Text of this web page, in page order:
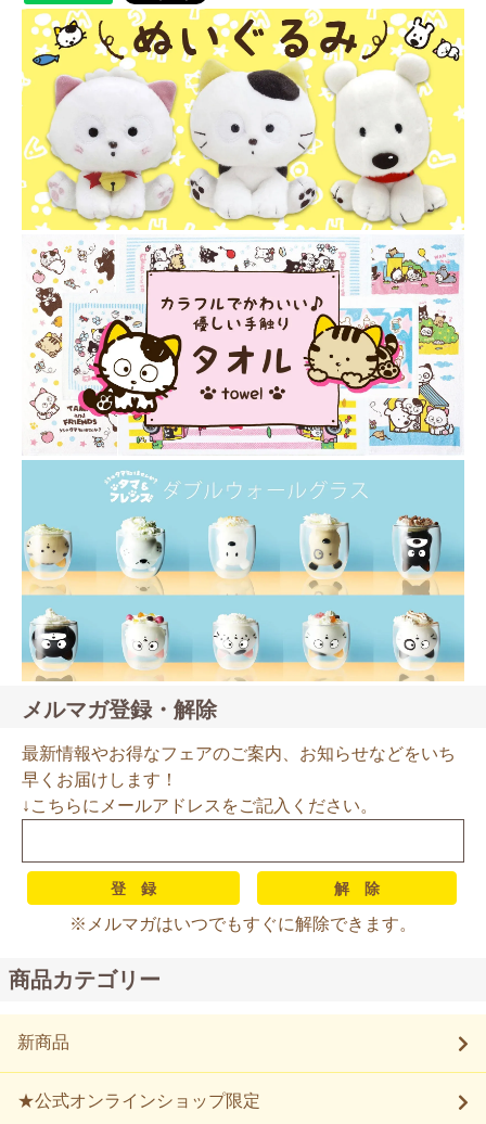
メルマガ登録・解除
最新情報やお得なフェアのご案内、お知らせなどをいち
早くお届けします！
↓こちらにメールアドレスをご記入ください。
※メルマガはいつでもすぐに解除できます。
商品カテゴリー
新商品
★公式オンラインショップ限定